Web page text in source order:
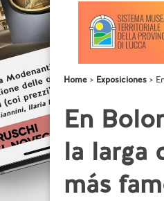
Home Exposiciones
En
la larga
más